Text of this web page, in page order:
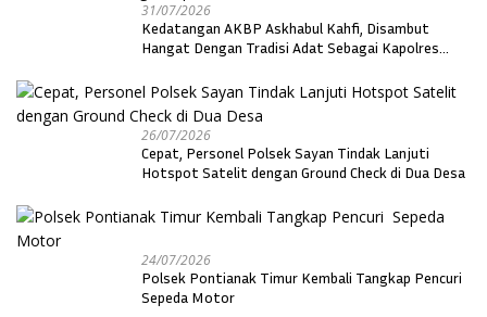
31/07/2026
Kedatangan AKBP Askhabul Kahfi, Disambut
Hangat Dengan Tradisi Adat Sebagai Kapolres
26/07/2026
Cepat, Personel Polsek Sayan Tindak Lanjuti
Hotspot Satelit dengan Ground Check di Dua Desa
24/07/2026
Polsek Pontianak Timur Kembali Tangkap Pencuri
Sepeda Motor